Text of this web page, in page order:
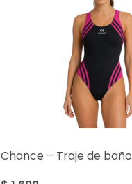
Chance – Traje de